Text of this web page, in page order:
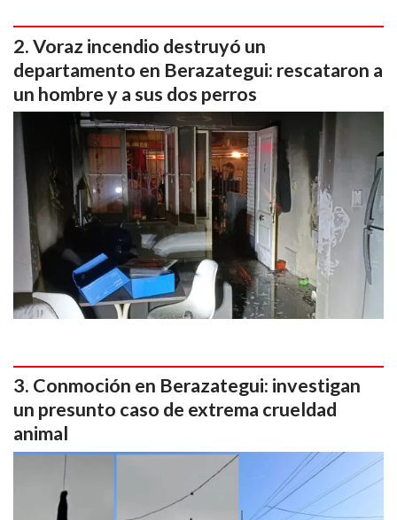
Voraz incendio destruyó un
departamento en Berazategui: rescataron a
un hombre y a sus dos perros
Conmoción en Berazategui: investigan
un presunto caso de extrema crueldad
animal